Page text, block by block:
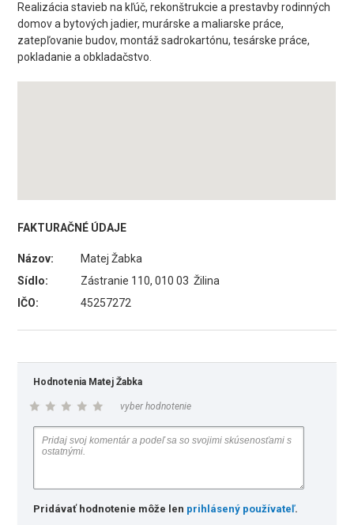
Realizácia stavieb na kľúč, rekonštrukcie a prestavby rodinných
domov a bytových jadier, murárske a maliarske práce,
zatepľovanie budov, montáž sadrokartónu, tesárske práce,
pokladanie a obkladačstvo.
FAKTURAČNÉ ÚDAJE
Názov:
Matej Žabka
Sídlo:
Zástranie 110, 010 03 Žilina
IČO:
45257272
Hodnotenia Matej Žabka
vyber hodnotenie
Pridávať hodnotenie môže len prihlásený používateľ.